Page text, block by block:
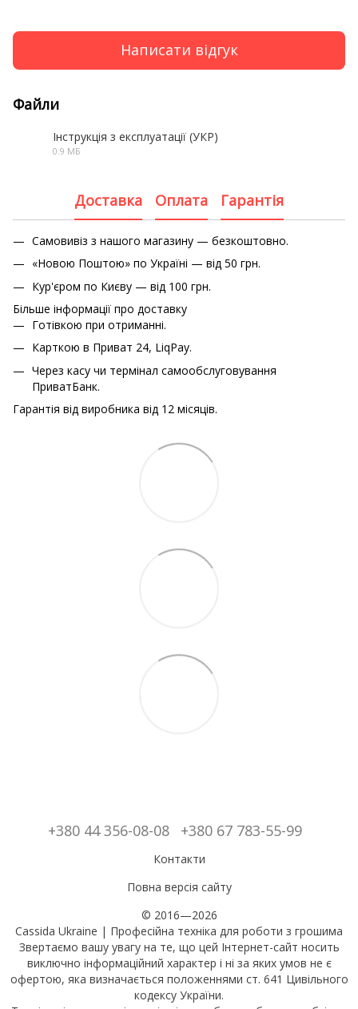
Написати відгук
Файли
Інструкція з експлуатації (УКР)
0.9 МБ
Доставка Оплата Гарантія
Самовивіз з нашого магазину — безкоштовно.
«Новою Поштою» по Україні — від 50 грн.
Кур'єром по Києву — від 100 грн.
Більше інформації про доставку
Готівкою при отриманні.
Карткою в Приват 24, LiqPay.
Через касу чи термінал самообслуговування
ПриватБанк.
Гарантія від виробника від 12 місяців.
+380 44 356-08-08 +380 67 783-55-99
Контакти
Повна версія сайту
© 2016—2026
Cassida Ukraine | Професійна техніка для роботи з грошима
Звертаємо вашу увагу на те, що цей Інтернет-сайт носить
виключно інформаційний характер і ні за яких умов не є
офертою, яка визначається положеннями ст. 641 Цивільного
кодексу України.